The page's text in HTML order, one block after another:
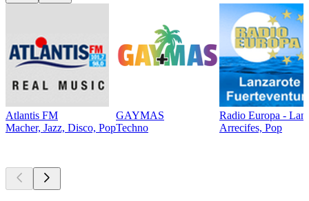
Atlantis FM
Macher, Jazz, Disco, Pop
GAYMAS
Techno
Radio Europa -
Arrecifes, Pop